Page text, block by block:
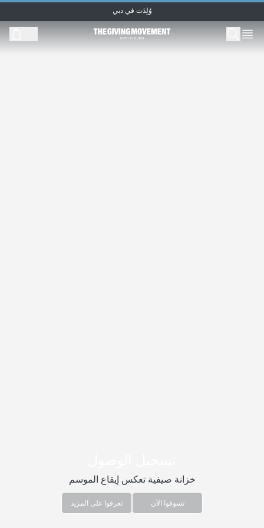
وُلِدَت في دبي
خزانة صيفية تعكس إيقاع الموسم
تسوقوا الآن تعرفوا على المزيد